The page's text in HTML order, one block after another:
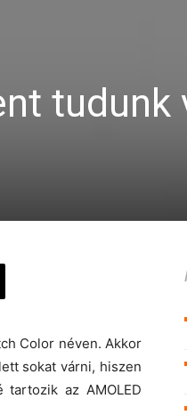
tudunk
Color néven. Akkor
sokat várni, hiszen
az AMOLED